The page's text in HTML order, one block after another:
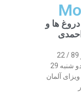
ها و
چهارشنبه 31 شهریور 89 / 22
سپتامبر 2010 1 روز دو شنبه 29
آلمان